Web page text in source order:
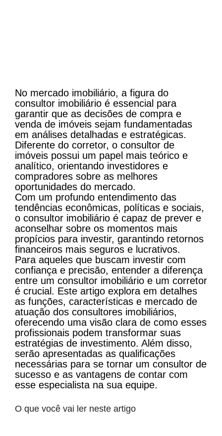
No mercado imobiliário, a figura do
consultor imobiliário é essencial para
garantir que as decisões de compra e
venda de imóveis sejam fundamentadas
em análises detalhadas e estratégicas.
Diferente do corretor, o consultor de
imóveis possui um papel mais teórico e
analítico, orientando investidores e
compradores sobre as melhores
oportunidades do mercado.
Com um profundo entendimento das
tendências econômicas, políticas e sociais,
o consultor imobiliário é capaz de prever e
aconselhar sobre os momentos mais
propícios para investir, garantindo retornos
financeiros mais seguros e lucrativos.
Para aqueles que buscam investir com
confiança e precisão, entender a diferença
entre um consultor imobiliário e um corretor
é crucial. Este artigo explora em detalhes
as funções, características e mercado de
atuação dos consultores imobiliários,
oferecendo uma visão clara de como esses
profissionais podem transformar suas
estratégias de investimento. Além disso,
serão apresentadas as qualificações
necessárias para se tornar um consultor de
sucesso e as vantagens de contar com
esse especialista na sua equipe.
O que você vai ler neste artigo